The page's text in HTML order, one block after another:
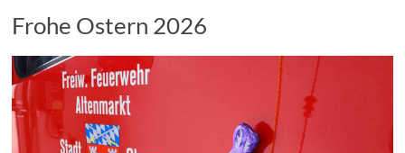
Frohe Ostern 2026